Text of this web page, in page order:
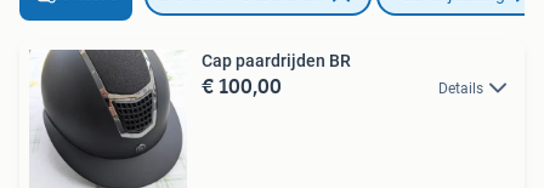
Cap paardrijden BR
€ 100,00 Details